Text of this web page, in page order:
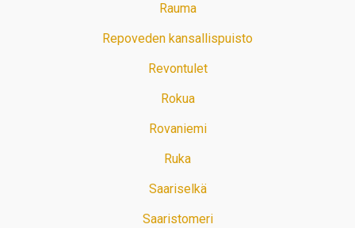
Rauma
Repoveden kansallispuisto
Revontulet
Rokua
Rovaniemi
Ruka
Saariselkä
Saaristomeri